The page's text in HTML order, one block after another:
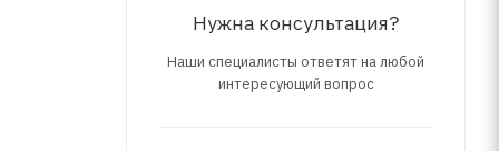
Нужна консультация?
Наши специалисты ответят на любой
интересующий вопрос